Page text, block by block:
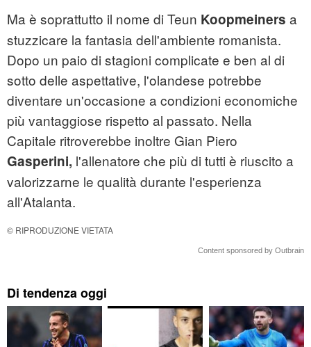
Ma è soprattutto il nome di Teun Koopmeiners a
stuzzicare la fantasia dell'ambiente romanista.
Dopo un paio di stagioni complicate e ben al di
sotto delle aspettative, l'olandese potrebbe
diventare un'occasione a condizioni economiche
più vantaggiose rispetto al passato. Nella
Capitale ritroverebbe inoltre Gian Piero
Gasperini, l'allenatore che più di tutti è riuscito a
valorizzarne le qualità durante l'esperienza
all'Atalanta.
© RIPRODUZIONE VIETATA
Content sponsored by Outbrain
Di tendenza oggi